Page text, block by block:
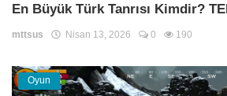
En Büyük Türk Tanrısı Kimdir?
mttsus Nisan 13, 2026 0 190
Oyun